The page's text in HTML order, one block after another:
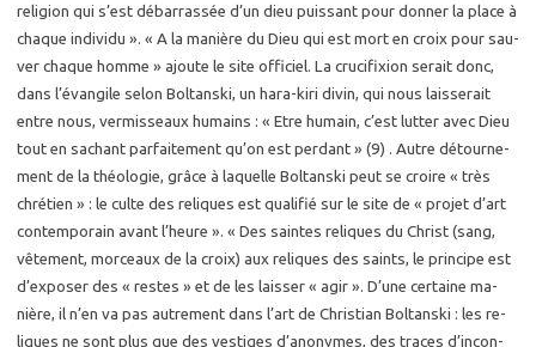
re­li­gion qui s’est dé­bar­ras­sée d’un dieu puis­sant pour don­ner la place à
chaque in­di­vi­du ». « A la ma­nière du Dieu qui est mort en croix pour sau­
ver chaque homme » ajoute le site of­fi­ciel. La cru­ci­fixion se­rait donc,
dans l’évan­gile selon Bol­tans­ki, un ha­ra-ki­ri divin, qui nous lais­se­rait
entre nous, ver­mis­seaux hu­mains : « Etre hu­main, c’est lut­ter avec Dieu
tout en sa­chant par­fai­te­ment qu’on est per­dant » (9) . Autre dé­tour­ne­
ment de la théo­lo­gie, grâce à la­quelle Bol­tans­ki peut se croire « très
chré­tien » : le culte des re­liques est qua­li­fié sur le site de « pro­jet d’art
contem­po­rain avant l’heure ». « Des saintes re­liques du Christ (sang,
vê­te­ment, mor­ceaux de la croix) aux re­liques des saints, le prin­cipe est
d’ex­po­ser des « restes » et de les lais­ser « agir ». D’une cer­taine ma­
nière, il n’en va pas au­tre­ment dans l’art de Chris­tian Bol­tans­ki : les re­
liques ne sont plus que des ves­tiges d’ano­nymes, des traces d’in­con­